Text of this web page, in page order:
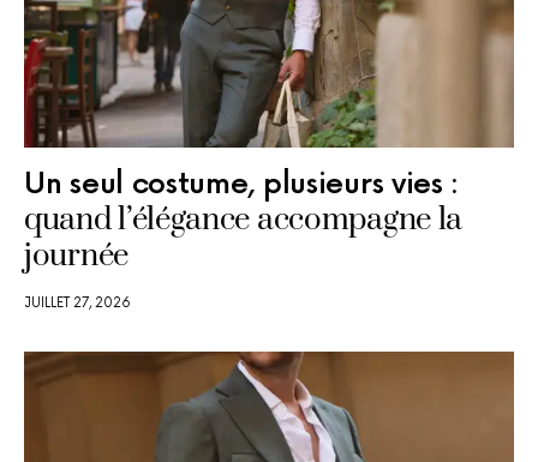
Un seul costume, plusieurs vies :
quand l’élégance accompagne la
journée
JUILLET 27, 2026